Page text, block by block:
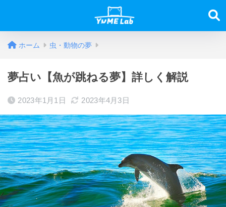
ホーム 虫・動物の夢
夢占い【魚が跳ねる夢】詳しく解説
2023年1月1日 2023年4月3日